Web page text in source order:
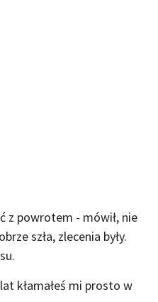
z powrotem - mówił, nie
szła, zlecenia były.
kłamałeś mi prosto w